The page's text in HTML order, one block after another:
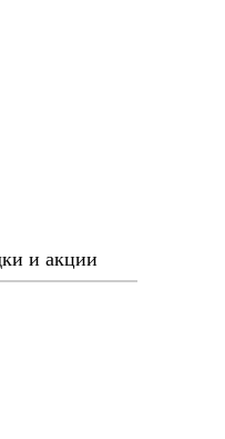
и акции